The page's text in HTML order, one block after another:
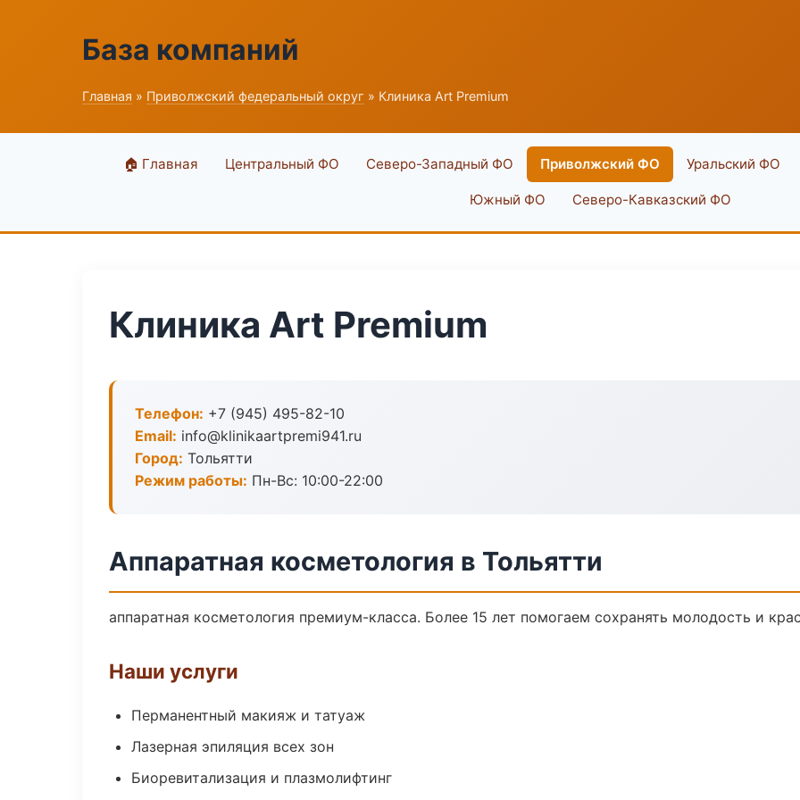
База компаний
Главная » Приволжский федеральный округ » Клиника Art Premium
🏠 Главная Центральный ФО Северо-Западный ФО Приволжский ФО Уральский ФО
Южный ФО Северо-Кавказский ФО
Клиника Art Premium
Телефон: +7 (945) 495-82-10
Email: info@klinikaartpremi941.ru
Город: Тольятти
Режим работы: Пн-Вс: 10:00-22:00
Аппаратная косметология в Тольятти
аппаратная косметология премиум-класса. Более 15 лет помогаем сохранять молодость и
Наши услуги
Перманентный макияж и татуаж
Лазерная эпиляция всех зон
Биоревитализация и плазмолифтинг